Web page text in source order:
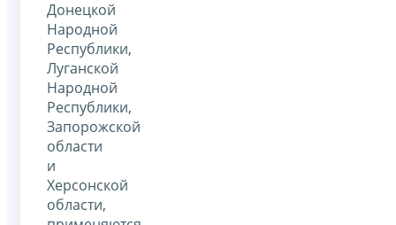
Донецкой
Народной
Республики,
Луганской
Народной
Республики,
Запорожской
области
и
Херсонской
области,